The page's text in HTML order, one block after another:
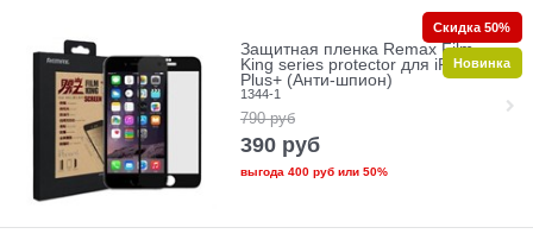
Защитная пленка Remax Film
King series protector для iPhone 6
Plus+ (Анти-шпион)
1344-1
790 руб
390 руб
выгода 400 рубили 50%
Скидка 50%
Новинка